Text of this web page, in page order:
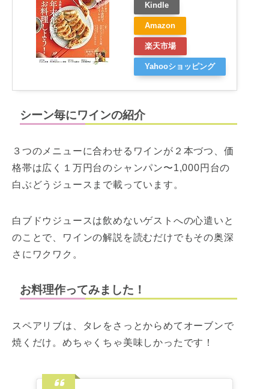
Kindle
Amazon
楽天市場
Yahooショッピング
シーン毎にワインの紹介
３つのメニューに合わせるワインが２本づつ、価
格帯は広く１万円台のシャンパン〜1,000円台の
白ぶどうジュースまで載っています。
白ブドウジュースは飲めないゲストへの心遣いと
のことで、ワインの解説を読むだけでもその奥深
さにワクワク。
お料理作ってみました！
スペアリブは、タレをさっとからめてオーブンで
焼くだけ。めちゃくちゃ美味しかったです！